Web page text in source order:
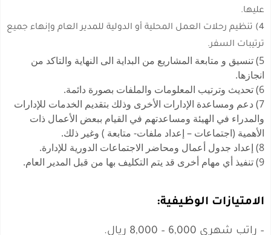
عليها.
4) تنظيم رحلات العمل المحلية أو الدولية للمدير العام وإنهاء جميع
ترتيبات السفر.
5) تنسيق و متابعة المشاريع من البداية الى النهاية والتاكد من
انجازها.
6) تحديث وترتيب المعلومات والملفات بصورة دائمة.
7) دعم ومساعدة الإدارات الأخرى وذلك بتقديم الخدمات للإدارات
والمدراء في الهيئة ومساعدتهم في القيام ببعض الأعمال ذات
الأهمية (اجتماعات – إعداد ملفات- متابعة ) وغير ذلك.
8) إعداد جدول أعمال ومحاضر الاجتماعات الدورية للإدارة.
9) تنفيذ أي مهام أخرى قد يتم التكليف بها من قبل المدير العام.
الامتيازات الوظيفية:
– راتب شهري 6,000 – 8,000 ريال.